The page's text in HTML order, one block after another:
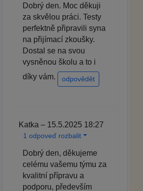
Dobrý den. Moc děkuji
za skvělou práci. Testy
perfektně připravili syna
na přijímací zkoušky.
Dostal se na svou
vysněnou školu a to i
díky vám.
odpovědět
Katka – 15.5.2025 18:27
1 odpoveď rozbalit
Dobrý den, děkujeme
celému vašemu týmu za
kvalitní přípravu a
podporu, především